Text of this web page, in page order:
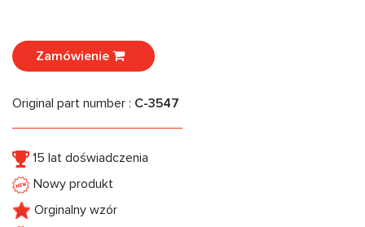
Zamówienie
Original part number : C-3547
15 lat doświadczenia
Nowy produkt
Orginalny wzór